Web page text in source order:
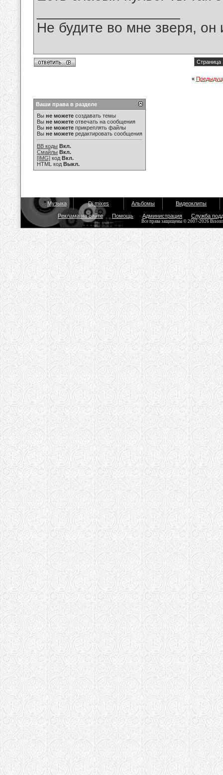
Не будите во мне зверя, он
Страница
«
Ваши права в разделе
Вы не можете создавать темы
Вы не можете отвечать на сообщения
Вы не можете прикреплять файлы
Вы не можете редактировать сообщения
BB коды Вкл.
Смайлы Вкл.
[IMG] код Вкл.
HTML код Выкл.
Музыка Dj mixes Альбомы Видеоклипы
Реклама на сайте Помощь Администрация Служба
Все права защищены © 2007-2026